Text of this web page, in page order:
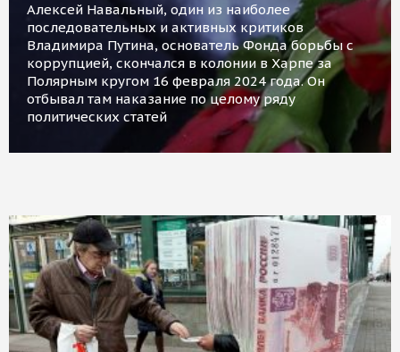
Алексей Навальный, один из наиболее
последовательных и активных критиков
Владимира Путина, основатель Фонда борьбы с
коррупцией, скончался в колонии в Харпе за
Полярным кругом 16 февраля 2024 года. Он
отбывал там наказание по целому ряду
политических статей